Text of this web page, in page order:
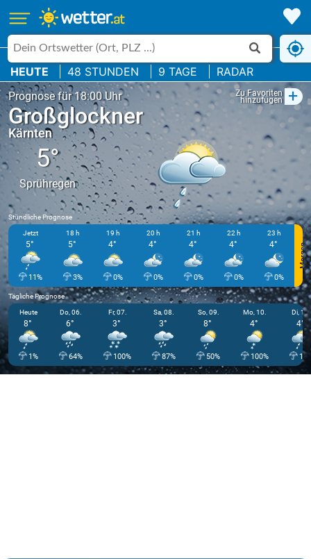
HEUTE 48 STUNDEN 9 TAGE RADAR
Prognose für 18:00 Uhr Zu Favoriten
hinzufügen +
Großglockner
Kärnten
5°
Sprühregen
Stündliche Prognose
Jetzt
5°
11%
18 h
5°
3%
19 h
4°
0%
20 h
4°
0%
21 h
4°
0%
22 h
4°
0%
23 h
4°
0%
Morgen
Tägliche Prognose
Heute
8°
1%
Do, 06.
6°
64%
Fr, 07.
3°
100%
Sa, 08.
3°
87%
So, 09.
8°
50%
Mo, 10.
4°
100%
Di, 11.
4°